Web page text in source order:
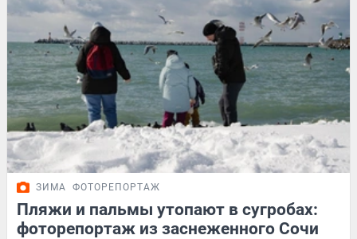
ЗИМА ФОТОРЕПОРТАЖ
Пляжи и пальмы утопают в сугробах:
фоторепортаж из заснеженного Сочи